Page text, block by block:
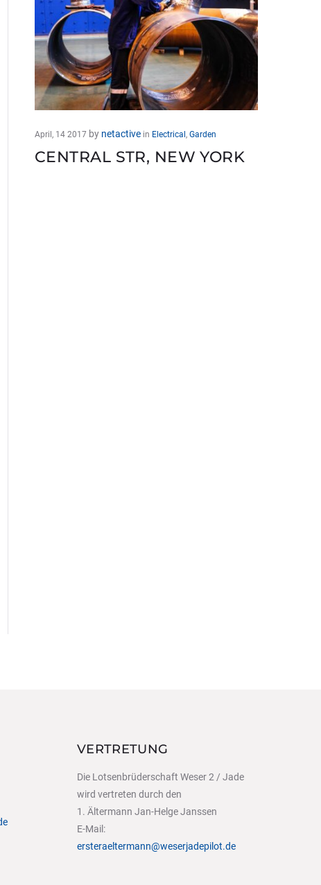
April, 14 2017 by netactive in Electrical, Garden
CENTRAL STR, NEW YORK
VERTRETUNG
Die Lotsenbrüderschaft Weser 2 / Jade
wird vertreten durch den
1. Ältermann Jan-Helge Janssen
E-Mail:
ersteraeltermann@weserjadepilot.de